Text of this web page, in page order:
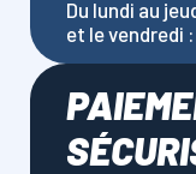
Du lundi au
et le vendredi